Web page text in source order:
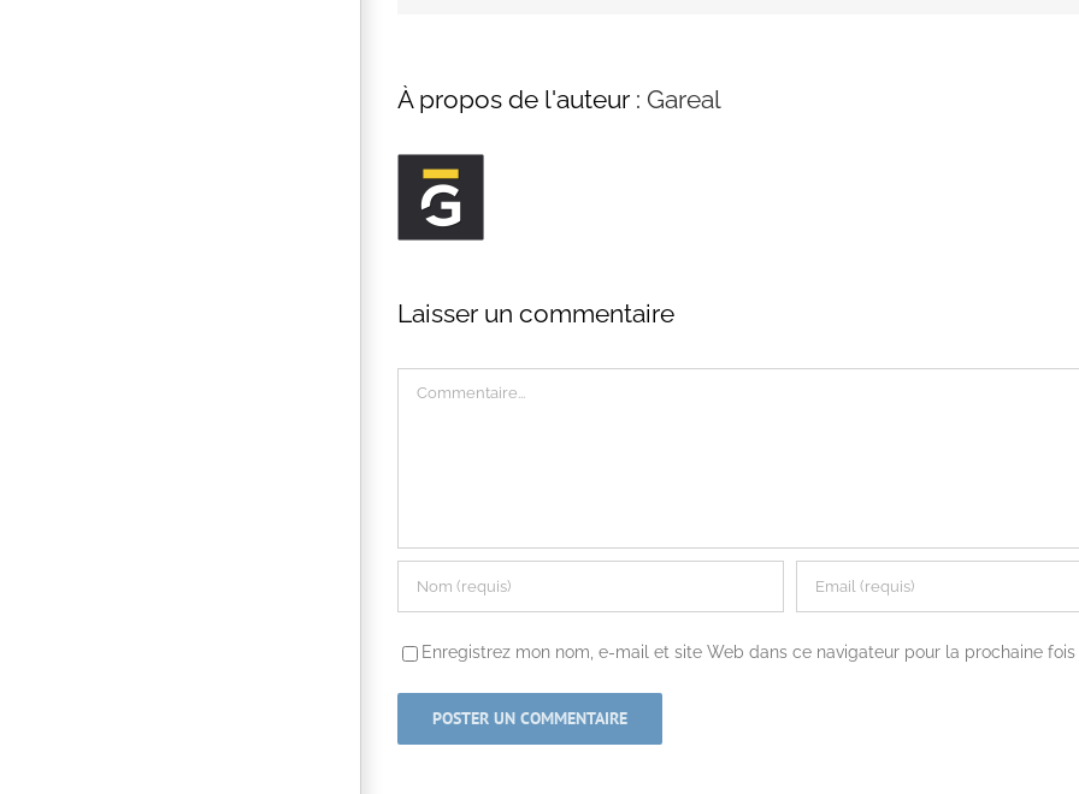
À propos de l'auteur : Gareal
Laisser un commentaire
Commentaire
Enregistrez mon nom, e-mail et site Web dans ce navigateur pour la prochaine